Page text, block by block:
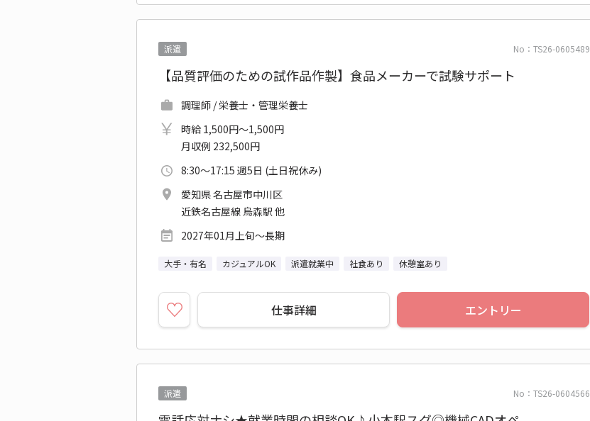
No：TS26-0605489
派遣
【品質評価のための試作品作製】食品メーカーで試験サポート
調理師 / 栄養士・管理栄養士
時給 1,500円～1,500円
月収例 232,500円
8:30～17:15 週5日 (土日祝休み)
愛知県 名古屋市中川区
近鉄名古屋線 烏森駅 他
2027年01月上旬～長期
大手・有名 カジュアルOK 派遣就業中 社食あり 休憩室あり
仕事詳細 エントリー
No：TS26-0604566
派遣